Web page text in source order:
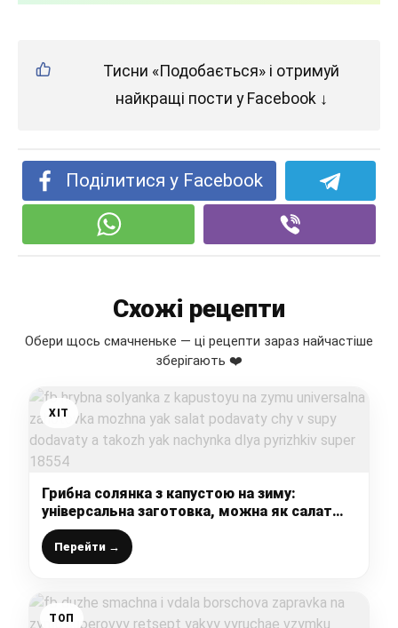
Тисни «Подобається» і отримуй
найкращі пости у Facebook ↓
Поділитися у Facebook
Схожі рецепти
Обери щось смачненьке — ці рецепти зараз найчастіше
зберігають ❤️
ХІТ
Грибна солянка з капустою на зиму:
універсальна заготовка, можна як салат
подавати, чи в супи додавати, а також як
начинка для пиріжків – супер
Перейти →
ТОП